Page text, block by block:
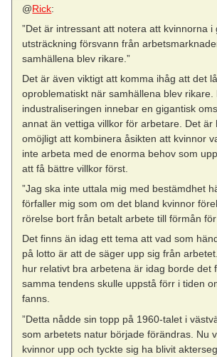
@Rick:
”Det är intressant att notera att kvinnorna i
utsträckning försvann från
samhällena blev rikare.”
Det är även viktigt att komma ihåg att det
oproblematiskt när samhällena blev rikare.
industraliseringen innebar en gigantisk
annat än vettiga villkor för arbetare. Det är
omöjligt att kombinera åsikten att kvinnor
inte arbeta med de enorma behov som
att få bättre villkor först.
”Jag ska inte uttala mig med bestämdhet
förfaller mig som om det bland kvinnor
rörelse bort från betalt arbete till förmån
Det finns än idag ett tema att vad som
på lotto är att de säger upp sig från
hur relativt bra arbetena är idag borde det
samma tendens skulle uppstå förr i tiden
fanns.
”Detta nådde sin topp på 1960-talet i
som arbetets natur började förändras. Nu
kvinnor upp och tyckte sig ha blivit